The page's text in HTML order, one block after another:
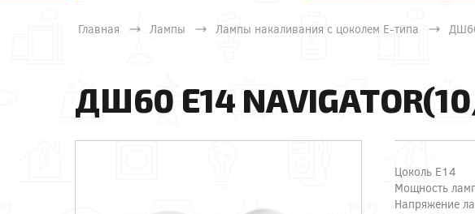
Главная Лампы Лампы накаливания с цоколем E-типа
ДШ60 Е14
Цоколь E14
Мощность
Напряжение